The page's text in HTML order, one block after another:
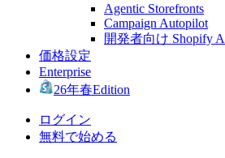
Agentic Storefronts
Campaign Autopilot
開発者向け Shopify
価格設定
Enterprise
26年春Edition
ログイン
無料で始める